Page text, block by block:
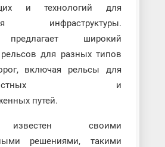
и технологий для
инфраструктуры.
широкий
рельсов для разных типов
включая рельсы для
и
путей.
своими
решениями, такими